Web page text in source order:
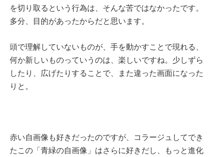
を切り取るという行為は、そんな苦ではなかったです。
多分、目的があったからだと思います。
頭で理解していないものが、手を動かすことで現れる、
何か新しいものっていうのは、楽しいですね。少しずら
したり、広げたりすることで、また違った画面になった
りと。
赤い自画像も好きだったのですが、コラージュしてでき
たこの「青緑の自画像」はさらに好きだし、もっと進化